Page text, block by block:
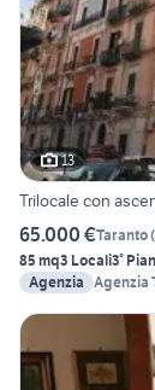
13
Trilocale con
65.000 €Taranto(
85 mq3 Locali3°
Agenzia Agenzia